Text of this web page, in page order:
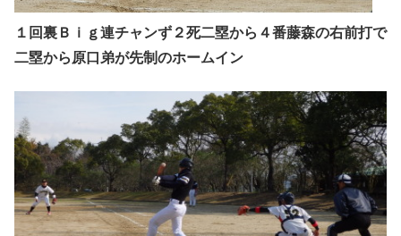
１回裏Ｂｉｇ連チャンず２死二塁から４番藤森の右前打で
二塁から原口弟が先制のホームイン